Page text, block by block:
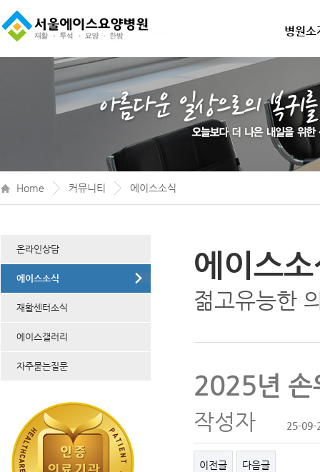
병원소
Home 커뮤니티 에이스소식
온라인상담
에이스소식
재활센터소식
에이스갤러리
자주묻는질문
에이스
젊고유능한
2025년 손
작성자 25-09-
이전글 다음글